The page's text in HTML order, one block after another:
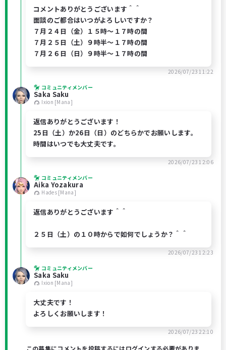
コメントありがとうございます＾＾
面談のご都合はいつがよろしいですか？
７月２４日（金）１５時〜１７時の間
７月２５日（土）９時半〜１７時の間
７月２６日（日）９時半〜１７時の間
2026/07/23 11:22
コミュニティメンバー
Saka Saku
Ixion [Mana]
返信ありがとうございます！
25日（土）か26日（日）のどちらかでお願いします。
時間はいつでも大丈夫です。
2026/07/23 12:06
コミュニティメンバー
Aika Yozakura
Hades [Mana]
返信ありがとうございます＾＾
２５日（土）の１０時からで如何でしょうか？＾＾
2026/07/23 12:23
コミュニティメンバー
Saka Saku
Ixion [Mana]
大丈夫です！
よろしくお願いします！
2026/07/23 22:10
この募集にコメントを投稿するにはログインする必要がありま